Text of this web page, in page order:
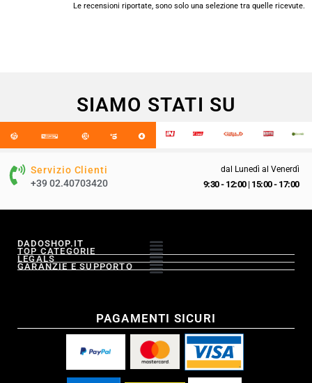
Le recensioni riportate, sono solo una selezione tra quelle ricevute.
SIAMO STATI SU
Servizio Clienti
+39 02.40703420
dal Lunedì al Venerdì
9:30 - 12:00| 15:00 - 17:00
DADOSHOP.IT
TOP CATEGORIE
LEGALS
GARANZIE E SUPPORTO
PAGAMENTI SICURI